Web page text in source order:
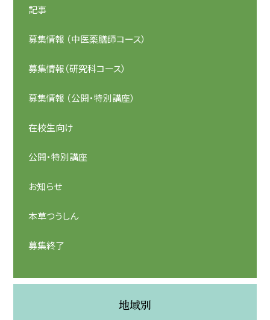
記事
募集情報 （中医薬膳師コース）
募集情報（研究科コース）
募集情報 （公開・特別講座）
在校生向け
公開・特別講座
お知らせ
本草つうしん
募集終了
地域別